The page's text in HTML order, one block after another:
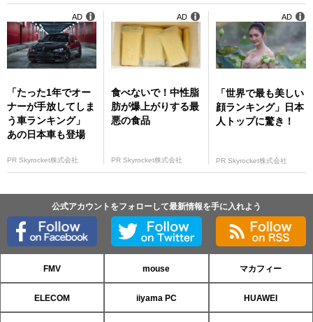
「たった1年でオー
ナーが手放してしま
う車ランキング」
あの日本車も登場
PR Skyrocket株式会社
AD
食べないで！中性脂
肪が爆上がりする最
悪の食品
PR Skyrocket株式会社
AD
「世界で最も美しい
顔ランキング」日本
人トップに驚き！
PR Skyrocket株式会社
AD
公式アカウントをフォローして最新情報を手に入れよう
FMV mouse マカフィー
ELECOM iiyama PC HUAWEI